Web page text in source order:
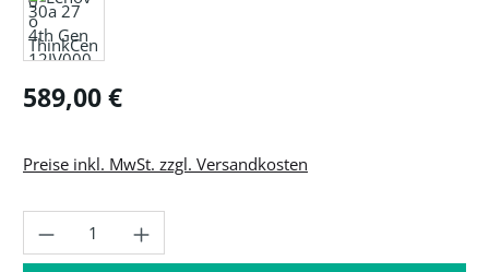
Regulärer Preis:
589,00 €
Preise inkl. MwSt. zzgl. Versandkosten
Produkt Anzahl: Gib den gewünschten